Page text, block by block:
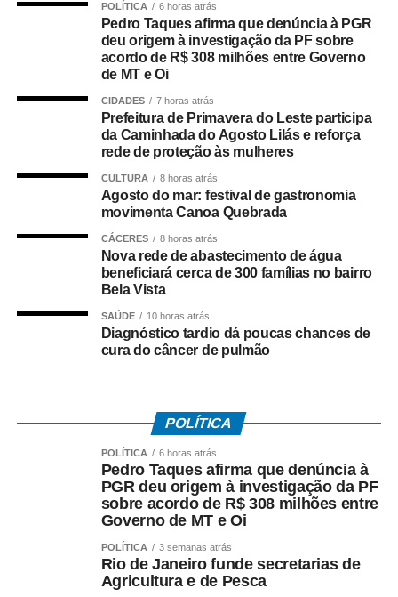
O desembargador Gustavo Tadeu Alkmim, da Seção
Especializada em Dissídios Coletivos (Sedic), pediu que
os patrões aumentem a oferta de reajuste para 5%, o
mesmo valor pago as categorias de rodoviários das
cidades de Duque de Caxias e Nova Iguaçu, na Baixada
Paralisação
No dia 27 de junho, o Sindicato dos Rodoviários ajuizou
mesma data, o TRT-RJ, considerou a greve legal e
concedeu liminar autorizando o início da paralisação.
Determinou a manutenção de, no mínimo, 50% da frota
operacional em cada linha e itinerário, sob pena de multa
de R$ 50 mil em caso de descumprimento da medida.
dia 2 de julho, suspenderam o movimento, a pedido do
TRT-RJ, mantendo o estado de greve, para que o
sindicato patronal aumentasse a proposta de reajuste,
mas não houve acordo.
Entre as principais reivindicações da categoria estão
reajuste salarial, valorização dos pisos remuneratórios,
ampliação do auxílio-alimentação para R$ 1 mil e o
pagamento do intervalo para refeição como hora
POLÍTICA 6 horas atrás
Pedro Taques afirma que denúncia à PGR
deu origem à investigação da PF sobre
acordo de R$ 308 milhões entre Governo
de MT e Oi
CIDADES 7 horas atrás
Prefeitura de Primavera do Leste participa
da Caminhada do Agosto Lilás e reforça
rede de proteção às mulheres
CULTURA 8 horas atrás
Agosto do mar: festival de gastronomia
movimenta Canoa Quebrada
CÁCERES 8 horas atrás
Nova rede de abastecimento de água
beneficiará cerca de 300 famílias no bairro
Bela Vista
SAÚDE 10 horas atrás
Diagnóstico tardio dá poucas chances de
cura do câncer de pulmão
POLÍTICA
POLÍTICA 6 horas atrás
Pedro Taques afirma que denúncia à
PGR deu origem à investigação da PF
sobre acordo de R$ 308 milhões entre
Governo de MT e Oi
POLÍTICA 3 semanas atrás
Rio de Janeiro funde secretarias de
Agricultura e de Pesca